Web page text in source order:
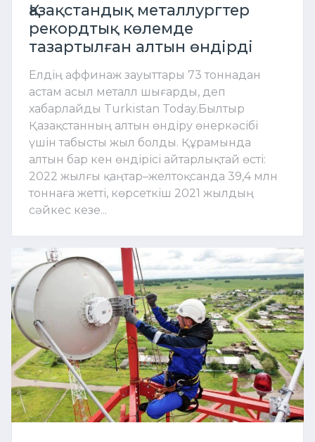
Қазақстандық металлургтер
рекордтық көлемде
тазартылған алтын өндірді
Елдің аффинаж зауыттары 73 тоннадан
астам асыл металл шығарды, деп
хабарлайды Turkistan Today.Былтыр
Қазақстанның алтын өндіру өнеркәсібі
үшін табысты жыл болды. Құрамында
алтын бар кен өндірісі айтарлықтай өсті:
2022 жылғы қаңтар–желтоқсанда 39,4 млн
тоннаға жетті, көрсеткіш 2021 жылдың
сәйкес кезе...